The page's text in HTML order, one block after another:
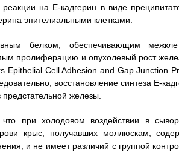
на Е-кадгерин в виде
эпителиальными клетками.
белком, обеспечивающим
пролиферацию и опухолевый рост
Cell Adhesion and Gap Junction
восстановление синтеза Е-
железы.
при холодовом воздействии в
крыс, получавших моллюскам,
и не имеет различий с группой